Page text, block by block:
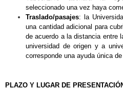
seleccionado una vez haya
Traslado/pasajes: la
una cantidad adicional para
de acuerdo a la distancia entre
universidad de origen y a
corresponde una ayuda única
PLAZO Y LUGAR DE